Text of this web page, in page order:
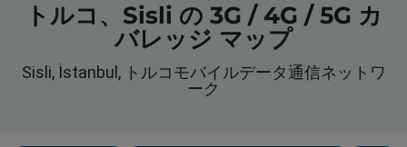
トルコ、Sisli の 3G / 4G / 5G カ
バレッジ マップ
Sisli, İstanbul, トルコモバイルデータ通信ネットワ
ーク